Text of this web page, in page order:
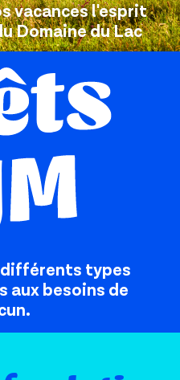
vacances l'esprit
Domaine du Lac
différents types
aux besoins de